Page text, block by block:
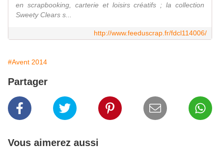
en scrapbooking, carterie et loisirs créatifs ; la collection
Sweety Clears s...
http://www.feeduscrap.fr/fdcl114006/
#Avent 2014
Partager
Vous aimerez aussi